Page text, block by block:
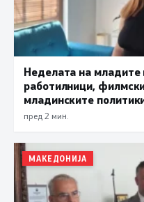
Неделата на младите
работилници,
младинските
пред 2 мин.
МАКЕДОНИЈА